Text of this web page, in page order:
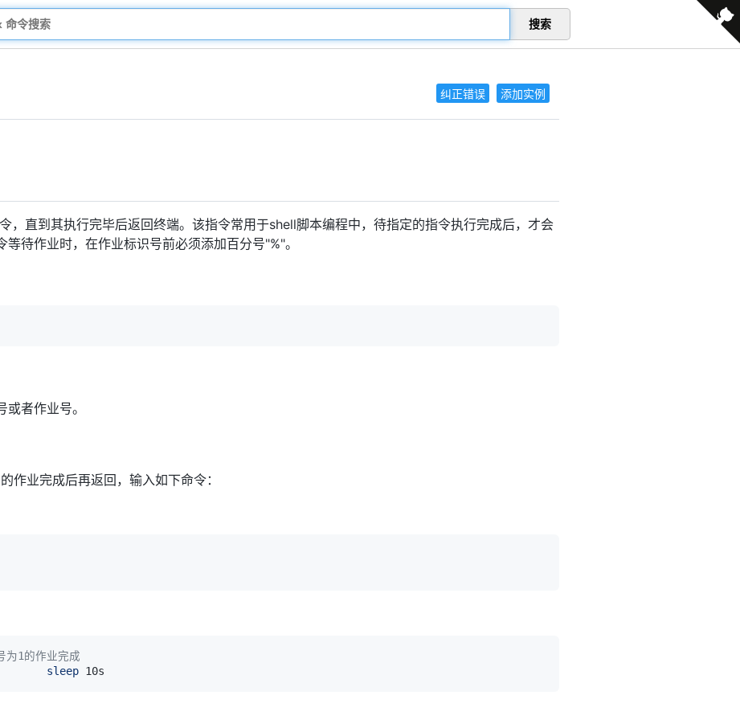
搜索
纠正错误 添加实例
，直到其执行完毕后返回终端。该指令常用于shell脚本编程中，待指定的指令执行完成后，才会
待作业时，在作业标识号前必须添加百分号"%"。
者作业号。
作业完成后再返回，输入如下命令：
为1的作业完成
sleep